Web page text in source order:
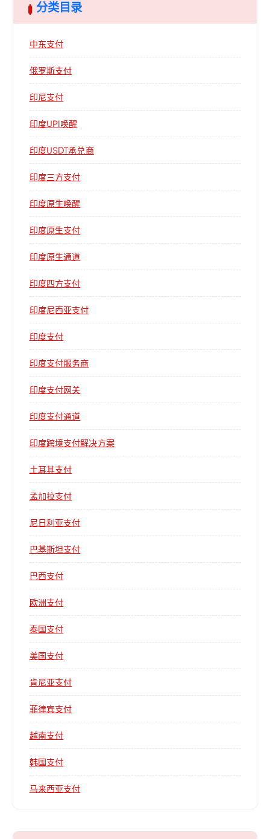
分类目录
中东支付
俄罗斯支付
印尼支付
印度UPI唤醒
印度USDT承兑商
印度三方支付
印度原生唤醒
印度原生支付
印度原生通道
印度四方支付
印度尼西亚支付
印度支付
印度支付服务商
印度支付网关
印度支付通道
印度跨境支付解决方案
土耳其支付
孟加拉支付
尼日利亚支付
巴基斯坦支付
巴西支付
欧洲支付
泰国支付
美国支付
肯尼亚支付
菲律宾支付
越南支付
韩国支付
马来西亚支付